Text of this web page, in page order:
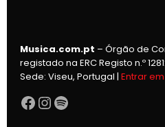
Musica.com.pt – Órgão de
registado na ERC Registo n.º
Sede: Viseu, Portugal |Entrar
Facebook
Instagram
Spotify